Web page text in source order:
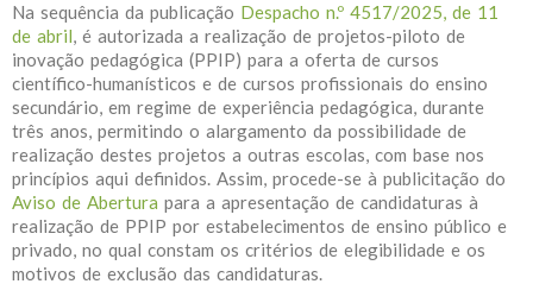
Na sequência da publicação Despacho n.º 4517/2025, de 11
de abril, é autorizada a realização de projetos-piloto de
inovação pedagógica (PPIP) para a oferta de cursos
científico-humanísticos e de cursos profissionais do ensino
secundário, em regime de experiência pedagógica, durante
três anos, permitindo o alargamento da possibilidade de
realização destes projetos a outras escolas, com base nos
princípios aqui definidos. Assim, procede-se à publicitação do
Aviso de Abertura para a apresentação de candidaturas à
realização de PPIP por estabelecimentos de ensino público e
privado, no qual constam os critérios de elegibilidade e os
motivos de exclusão das candidaturas.